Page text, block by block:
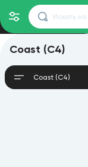
Coast (C4)
Coast (C4)